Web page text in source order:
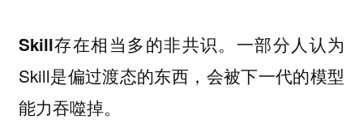
Skill存在相当多的非共识。 一部分人认为
Skill是偏过渡态的东西，会被下一代的模型
能力吞噬掉。